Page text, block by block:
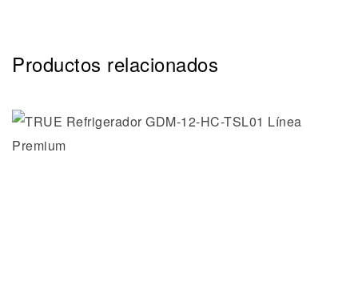
Productos relacionados